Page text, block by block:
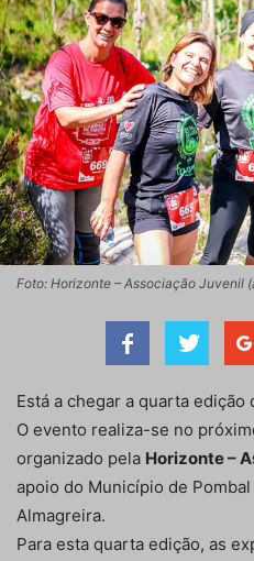
Foto: Horizonte – Associação Juvenil
Está a chegar a quarta edição
O evento realiza-se no
organizado pela Horizonte –
apoio do Município de
Almagreira.
Para esta quarta edição, as